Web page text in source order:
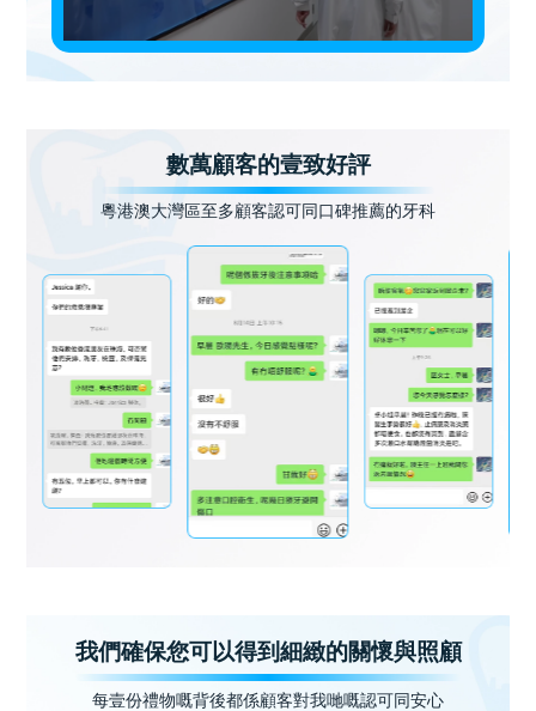
數萬顧客的壹致好評
粵港澳大灣區至多顧客認可同口碑推薦的牙科
我們確保您可以得到細緻的關懷與照顧
每壹份禮物嘅背後都係顧客對我哋嘅認可同安心